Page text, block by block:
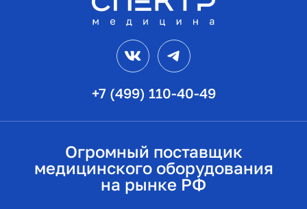
+7 (499) 110-40-49
VK
Огромный поставщик
медицинского оборудования
на рынке РФ